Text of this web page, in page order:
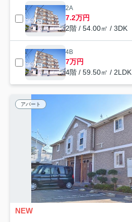
2A
7.2万円
2階 / 54.00㎡ / 3DK
4B
7万円
4階 / 59.50㎡ / 2LDK
アパート
NEW